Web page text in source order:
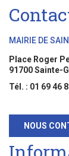
MAIRIE DE
Place Roger
91700 Sainte-
Tél. : 01 69 46
NOUS